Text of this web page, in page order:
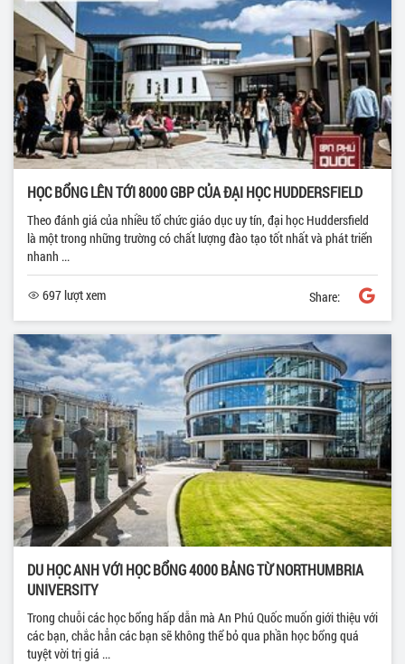
HỌC BỔNG LÊN TỚI 8000 GBP CỦA ĐẠI HỌC HUDDERSFIELD
Theo đánh giá của nhiều tổ chức giáo dục uy tín, đại học Huddersfield
là một trong những trường có chất lượng đào tạo tốt nhất và phát triển
nhanh ...
697 lượt xem Share:
DU HỌC ANH VỚI HỌC BỔNG 4000 BẢNG TỪ NORTHUMBRIA
UNIVERSITY
Trong chuỗi các học bổng hấp dẫn mà An Phú Quốc muốn giới thiệu với
các bạn, chắc hẳn các bạn sẽ không thể bỏ qua phần học bổng quá
tuyệt vời trị giá ...